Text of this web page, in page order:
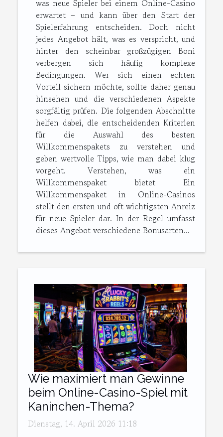
was neue Spieler bei einem Online-Casino
erwartet – und kann über den Start der
Spielerfahrung entscheiden. Doch nicht
jedes Angebot hält, was es verspricht, und
hinter den scheinbar großzügigen Boni
verbergen sich häufig komplexe
Bedingungen. Wer sich einen echten
Vorteil sichern möchte, sollte daher genau
hinsehen und die verschiedenen Aspekte
sorgfältig prüfen. Die folgenden Abschnitte
helfen dabei, die entscheidenden Kriterien
für die Auswahl des besten
Willkommenspakets zu verstehen und
geben wertvolle Tipps, wie man dabei klug
vorgeht. Verstehen, was ein
Willkommenspaket bietet Ein
Willkommenspaket in Online-Casinos
stellt den ersten und oft wichtigsten Anreiz
für neue Spieler dar. In der Regel umfasst
dieses Angebot verschiedene Bonusarten...
Wie maximiert man Gewinne
beim Online-Casino-Spiel mit
Kaninchen-Thema?
Dienstag, 14. April 2026 11:18